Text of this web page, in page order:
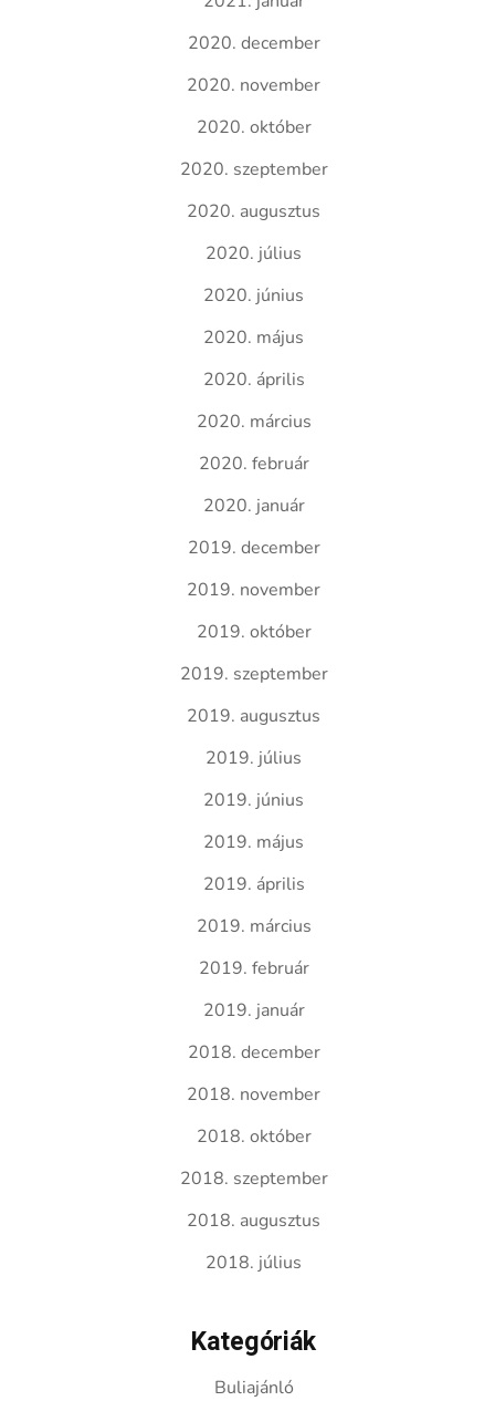
2020. december
2020. november
2020. október
2020. szeptember
2020. augusztus
2020. július
2020. június
2020. május
2020. április
2020. március
2020. február
2020. január
2019. december
2019. november
2019. október
2019. szeptember
2019. augusztus
2019. július
2019. június
2019. május
2019. április
2019. március
2019. február
2019. január
2018. december
2018. november
2018. október
2018. szeptember
2018. augusztus
2018. július
Kategóriák
Buliajánló